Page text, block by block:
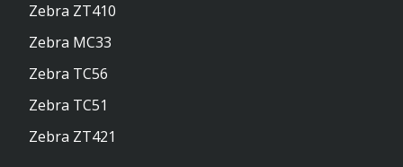
Zebra ZT410
Zebra MC33
Zebra TC56
Zebra TC51
Zebra ZT421